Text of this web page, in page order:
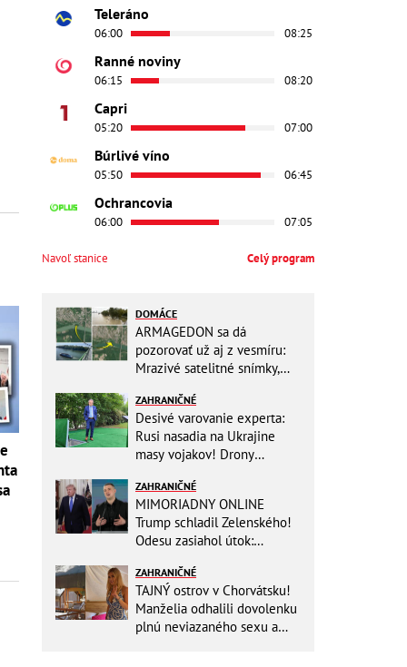
Teleráno
06:00 08:25
Ranné noviny
06:15 08:20
Capri
05:20 07:00
Búrlivé víno
05:50 06:45
Ochrancovia
06:00 07:05
Navoľ stanice Celý program
DOMÁCE
ARMAGEDON sa dá
pozorovať už aj z vesmíru:
Mrazivé satelitné snímky,
vode ani stopy!
ZAHRANIČNÉ
Desivé varovanie experta:
Rusi nasadia na Ukrajine
masy vojakov! Drony
ZAHRANIČNÉ
MIMORIADNY ONLINE
Trump schladil Zelenského!
Odesu zasiahol útok:
návrate
ZAHRANIČNÉ
TAJNÝ ostrov v Chorvátsku!
Manželia odhalili dovolenku
plnú neviazaného sexu a